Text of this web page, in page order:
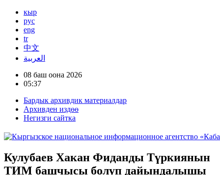
кыр
рус
eng
tr
中文
العربية
08 баш оона 2026
05:37
Бардык архивдик материалдар
Архивден издөө
Негизги сайтка
Кулубаев Хакан Фиданды Түркиянын
ТИМ башчысы болуп дайындалышы